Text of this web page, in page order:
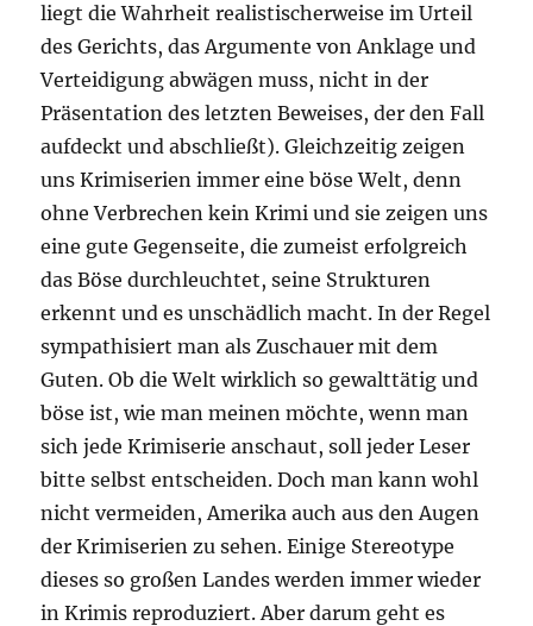
liegt die Wahrheit realistischerweise im Urteil
des Gerichts, das Argumente von Anklage und
Verteidigung abwägen muss, nicht in der
Präsentation des letzten Beweises, der den Fall
aufdeckt und abschließt). Gleichzeitig zeigen
uns Krimiserien immer eine böse Welt, denn
ohne Verbrechen kein Krimi und sie zeigen uns
eine gute Gegenseite, die zumeist erfolgreich
das Böse durchleuchtet, seine Strukturen
erkennt und es unschädlich macht. In der Regel
sympathisiert man als Zuschauer mit dem
Guten. Ob die Welt wirklich so gewalttätig und
böse ist, wie man meinen möchte, wenn man
sich jede Krimiserie anschaut, soll jeder Leser
bitte selbst entscheiden. Doch man kann wohl
nicht vermeiden, Amerika auch aus den Augen
der Krimiserien zu sehen. Einige Stereotype
dieses so großen Landes werden immer wieder
in Krimis reproduziert. Aber darum geht es